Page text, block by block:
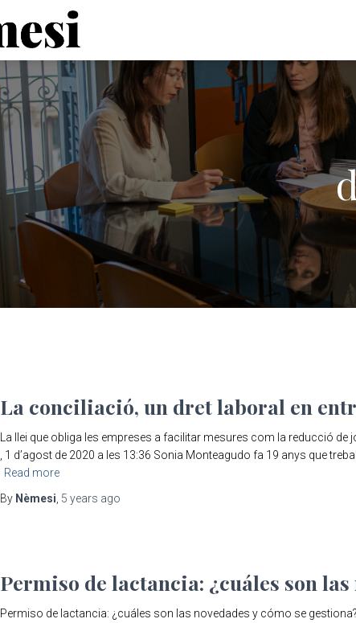
La conciliació, un dret laboral en
La llei que obliga les empreses a facilitar mesures com la reducció
, 1 d’agost de 2020 a les 13:36 Sonia Monteagudo fa 19 anys que
Read more
By Nèmesi 5 years ago
Permiso de lactancia: ¿cuáles son
Permiso de lactancia: ¿cuáles son las novedades y cómo se